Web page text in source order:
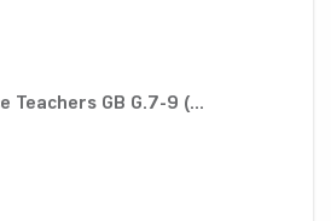
Teachers GB G.7-9 (...